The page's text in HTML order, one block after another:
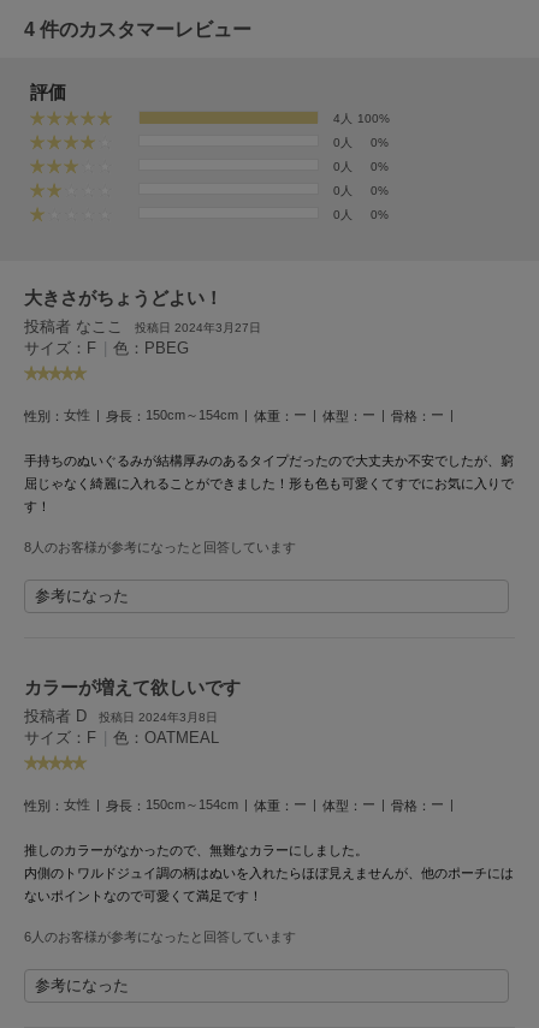
emmi
エミ
emmi atelier
エミ アトリエ
emmi yoga
エミヨガ
ey
FILA
フィラ
FRAY I.D
フレイアイディー
FURFUR
GELATO PIQUE CAT&DOG
ジェラート ピケ キャットアンドドッグ
ジェラート ピケ スリープ
GRAMICCI
グラミチ
Henon.
へノン
4 件のカスタマーレビュー
評価
4人
100%
0人
0%
0人
0%
0人
0%
0人
0%
大きさがちょうどよい！
投稿者 なここ 投稿日 2024年3月27日
サイズ：F | 色：PBEG
性別： 女性 身長： 150cm～154cm 体重： ー 体型： ー 骨格： ー
手持ちのぬいぐるみが結構厚みのあるタイプだったので大丈夫か不安でしたが、窮
屈じゃなく綺麗に入れることができました！形も色も可愛くてすでにお気に入りで
す！
8人のお客様が参考になったと回答しています
参考になった
カラーが増えて欲しいです
投稿者 D 投稿日 2024年3月8日
サイズ：F | 色：OATMEAL
性別： 女性 身長： 150cm～154cm 体重： ー 体型： ー 骨格： ー
推しのカラーがなかったので、無難なカラーにしました。
内側のトワルドジュイ調の柄はぬいを入れたらほぼ見えませんが、他のポーチには
ないポイントなので可愛くて満足です！
6人のお客様が参考になったと回答しています
参考になった